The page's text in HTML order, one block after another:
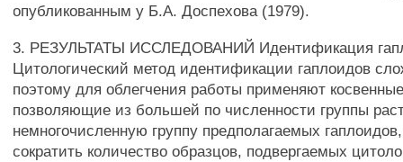
опубликованным у Б.А. Доспехова (1979).
3. РЕЗУЛЬТАТЫ ИССЛЕДОВАНИЙ Идентификация
Цитологический метод идентификации гаплоидов
поэтому для облегчения работы применяют
позволяющие из большей по численности группы
немногочисленную группу предполагаемых
сократить количество образцов, подвергаемых